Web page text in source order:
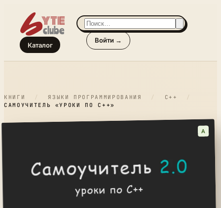
Каталог
Войти →
КНИГИ / ЯЗЫКИ ПРОГРАММИРОВАНИЯ / C++
/
САМОУЧИТЕЛЬ «УРОКИ ПО С++»
A